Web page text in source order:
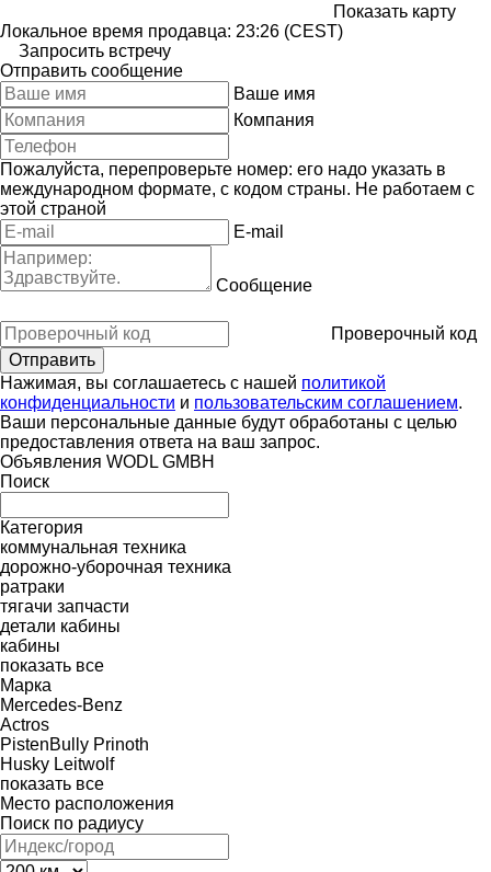
Показать карту
Локальное время продавца: 23:26 (CEST)
Запросить встречу
Отправить сообщение
Ваше имя
Компания
Пожалуйста, перепроверьте номер: его надо указать в
международном формате, с кодом страны. Не работаем с
этой страной
E-mail
Сообщение
Проверочный код
Нажимая, вы соглашаетесь с нашей политикой
конфиденциальности и пользовательским соглашением.
Ваши персональные данные будут обработаны с целью
предоставления ответа на ваш запрос.
Объявления WODL GMBH
Поиск
Категория
коммунальная техника
дорожно-уборочная техника
ратраки
тягачи запчасти
детали кабины
кабины
показать все
Марка
Mercedes-Benz
Actros
PistenBully Prinoth
Husky Leitwolf
показать все
Место расположения
Поиск по радиусу